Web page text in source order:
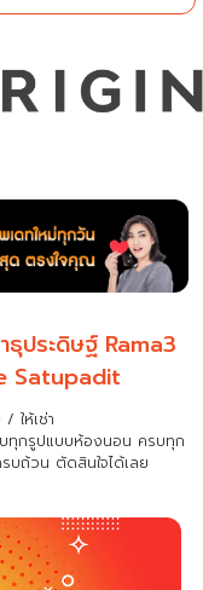
ธุประดิษฐ์ Rama3
Satupadit
ให้เช่า
ทุกรูปแบบห้องนอน ครบทุก
บถ้วน ตัดสินใจได้เลย